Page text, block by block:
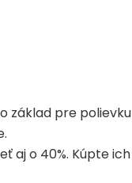
základ pre polievku
aj o 40%. Kúpte ich